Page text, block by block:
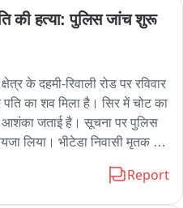
थी
नहीं करती थी
की हत्या: पुलिस जांच शुरू
के दहमी-रिवाली रोड पर रविवार
का शव मिला है। सिर में चोट का
आशंका जताई है। सूचना पर पुलिस
लिया। भीटेडा निवासी मृतक
की सूचना मिलते ही बड़ी Report